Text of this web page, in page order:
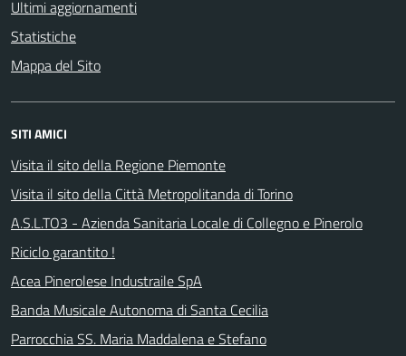
Ultimi aggiornamenti
Statistiche
Mappa del Sito
SITI AMICI
Visita il sito della Regione Piemonte
Visita il sito della Città Metropolitanda di Torino
A.S.L.TO3 - Azienda Sanitaria Locale di Collegno e Pinerolo
Riciclo garantito !
Acea Pinerolese Industraile SpA
Banda Musicale Autonoma di Santa Cecilia
Parrocchia SS. Maria Maddalena e Stefano